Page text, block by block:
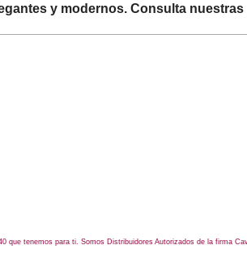
y modernos. Consulta nuestras
tenemos para ti. Somos Distribuidores Autorizados de la firma